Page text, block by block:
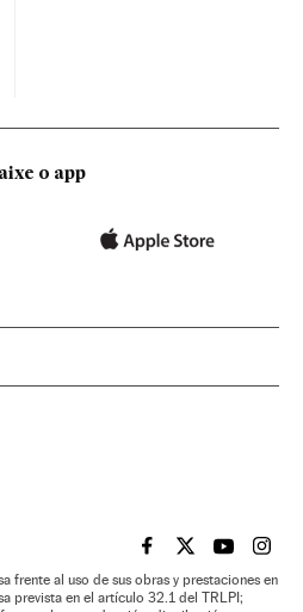
o app
EL PAÍS BRASIL EN
EL PAÍSEL PAÍS
EL
frente al uso de sus obras y prestaciones en
prevista en el artículo 32.1 del TRLPI;